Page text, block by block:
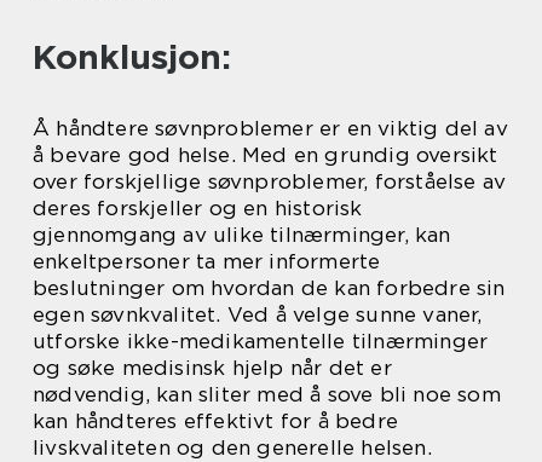
Konklusjon:
Å håndtere søvnproblemer er en viktig del av
å bevare god helse. Med en grundig oversikt
over forskjellige søvnproblemer, forståelse av
deres forskjeller og en historisk
gjennomgang av ulike tilnærminger, kan
enkeltpersoner ta mer informerte
beslutninger om hvordan de kan forbedre sin
egen søvnkvalitet. Ved å velge sunne vaner,
utforske ikke-medikamentelle tilnærminger
og søke medisinsk hjelp når det er
nødvendig, kan sliter med å sove bli noe som
kan håndteres effektivt for å bedre
livskvaliteten og den generelle helsen.